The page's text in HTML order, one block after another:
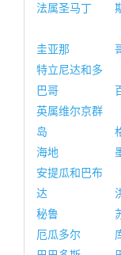
法属圣马丁
圭亚那
特立尼达和多
巴哥
英属维尔京群
岛
海地
安提瓜和巴布
达
秘鲁
厄瓜多尔